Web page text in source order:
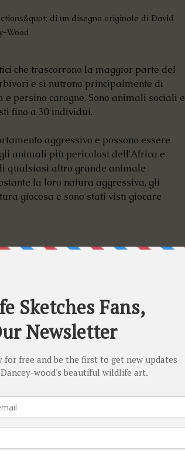
di un disegno originale di David
Wood
che trascorrono la maggior parte del
e si nutrono principalmente di
persino carogne. Sono animali sociali e
fino a 30 individui.
aggressivo e possono essere
animali più pericolosi dell'Africa e
qualsiasi altro grande animale
la loro natura aggressiva, gli
giocosa e sono stati visti giocare
tra cui la perdita dell'habitat, il
suscettibili a malattie come l'antrace e
la Conservazione della Natura (IUCN)
a causa del declino della sua